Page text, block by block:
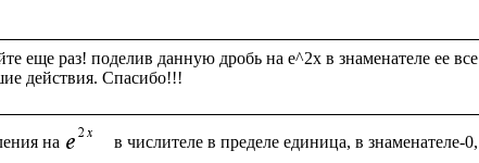
еще раз! поделив данную дробь на e^2x в знаменателе ее
на
в числителе в пределе единица, в знаменателе-